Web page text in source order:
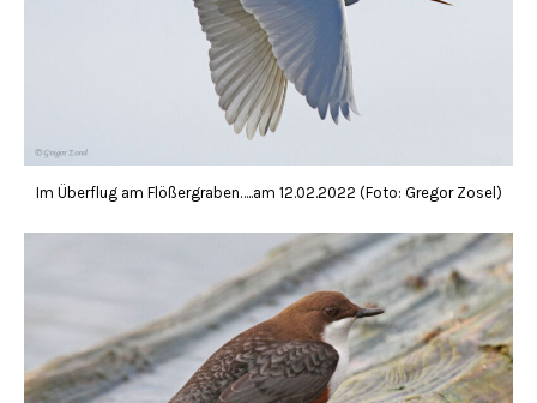
Im Überflug am Flößergraben…..am 12.02.2022 (Foto: Gregor Zosel)